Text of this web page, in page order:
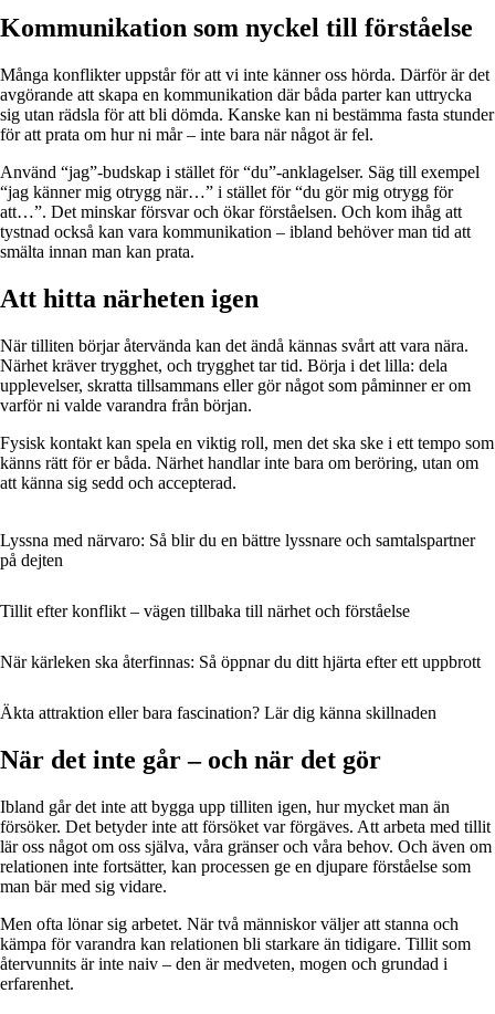
Kommunikation som nyckel till förståelse
Många konflikter uppstår för att vi inte känner oss hörda. Därför är det
avgörande att skapa en kommunikation där båda parter kan uttrycka
sig utan rädsla för att bli dömda. Kanske kan ni bestämma fasta stunder
för att prata om hur ni mår – inte bara när något är fel.
Använd “jag”-budskap i stället för “du”-anklagelser. Säg till exempel
“jag känner mig otrygg när…” i stället för “du gör mig otrygg för
att…”. Det minskar försvar och ökar förståelsen. Och kom ihåg att
tystnad också kan vara kommunikation – ibland behöver man tid att
smälta innan man kan prata.
Att hitta närheten igen
När tilliten börjar återvända kan det ändå kännas svårt att vara nära.
Närhet kräver trygghet, och trygghet tar tid. Börja i det lilla: dela
upplevelser, skratta tillsammans eller gör något som påminner er om
varför ni valde varandra från början.
Fysisk kontakt kan spela en viktig roll, men det ska ske i ett tempo som
känns rätt för er båda. Närhet handlar inte bara om beröring, utan om
att känna sig sedd och accepterad.
Lyssna med närvaro: Så blir du en bättre lyssnare och samtalspartner
på dejten
Tillit efter konflikt – vägen tillbaka till närhet och förståelse
När kärleken ska återfinnas: Så öppnar du ditt hjärta efter ett uppbrott
Äkta attraktion eller bara fascination? Lär dig känna skillnaden
När det inte går – och när det gör
Ibland går det inte att bygga upp tilliten igen, hur mycket man än
försöker. Det betyder inte att försöket var förgäves. Att arbeta med tillit
lär oss något om oss själva, våra gränser och våra behov. Och även om
relationen inte fortsätter, kan processen ge en djupare förståelse som
man bär med sig vidare.
Men ofta lönar sig arbetet. När två människor väljer att stanna och
kämpa för varandra kan relationen bli starkare än tidigare. Tillit som
återvunnits är inte naiv – den är medveten, mogen och grundad i
erfarenhet.